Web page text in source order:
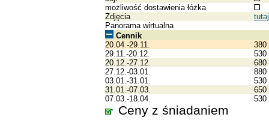
możliwość dostawienia łóżka
Zdjęcia
tutaj
Panorama wirtualna
Cennik
20.04.-29.11.
380
29.11.-20.12.
530
20.12.-27.12.
680
27.12.-03.01.
880
03.01.-31.01.
530
31.01.-07.03.
650
07.03.-18.04.
530
Ceny z śniadaniem